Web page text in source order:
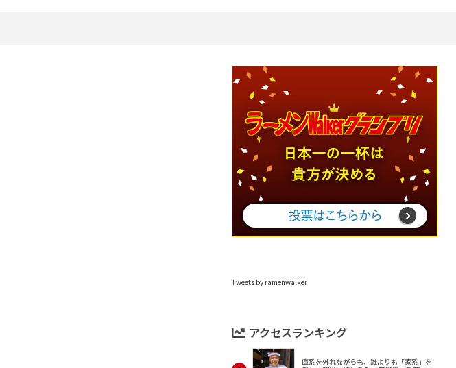
Tweets by ramenwalker
アクセスランキング
直系を外れながらも、誰よりも「家系」を